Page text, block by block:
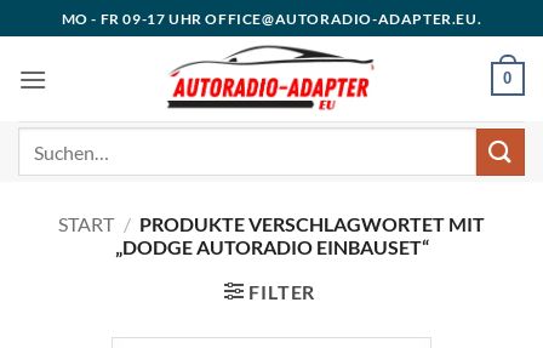
Inhalt
springen
MO - FR 09-17 UHR OFFICE@AUTORADIO-ADAPTER.EU.
0
START / PRODUKTE VERSCHLAGWORTET MIT
„DODGE AUTORADIO EINBAUSET“
FILTER